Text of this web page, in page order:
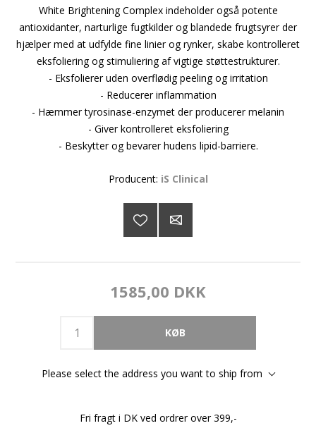
White Brightening Complex indeholder også potente
antioxidanter, narturlige fugtkilder og blandede frugtsyrer der
hjælper med at udfylde fine linier og rynker, skabe kontrolleret
eksfoliering og stimuliering af vigtige støttestrukturer.
- Eksfolierer uden overflødig peeling og irritation
- Reducerer inflammation
- Hæmmer tyrosinase-enzymet der producerer melanin
- Giver kontrolleret eksfoliering
- Beskytter og bevarer hudens lipid-barriere.
Producent: iS Clinical
1585,00 DKK
Please select the address you want to ship from
Fri fragt i DK ved ordrer over 399,-